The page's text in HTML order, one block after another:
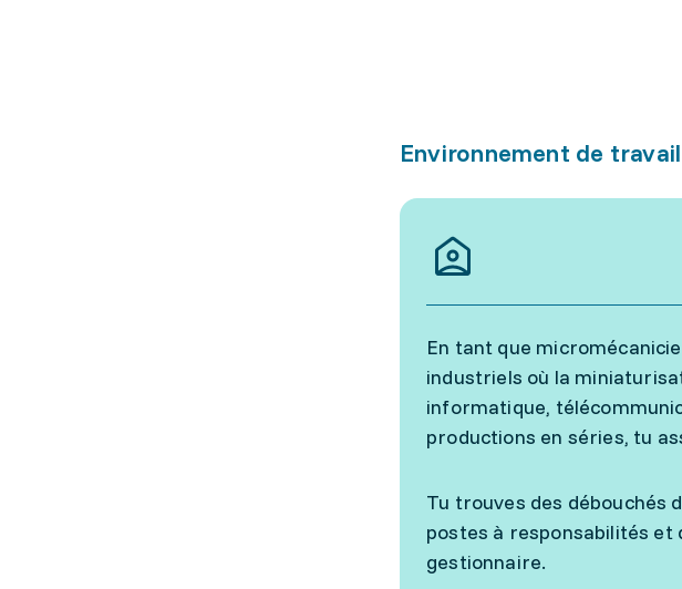
Environnement de travail
En tant que
industriels où la
informatique,
productions en séries, tu
Tu trouves des débouchés
postes à responsabilités
gestionnaire.